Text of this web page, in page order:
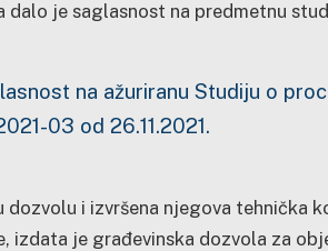
je saglasnost na predmetnu
na ažuriranu Studiju o
03 od 26.11.2021.
dozvolu i izvršena njegova tehnička
izdata je građevinska dozvola za